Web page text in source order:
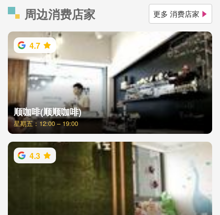
周边消费店家 更多 消费店家
4.7
顺咖啡(顺顺咖啡)
星期五：12:00 – 19:00
4.3